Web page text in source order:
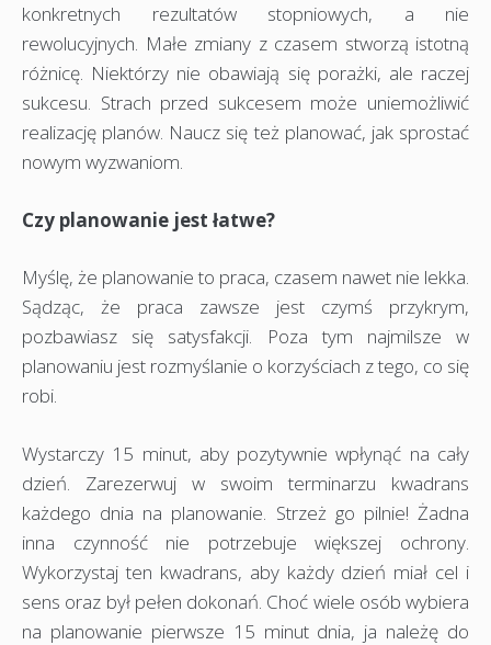
konkretnych rezultatów stopniowych, a nie
rewolucyjnych. Małe zmiany z czasem stworzą istotną
różnicę. Niektórzy nie obawiają się porażki, ale raczej
sukcesu. Strach przed sukcesem może uniemożliwić
realizację planów. Naucz się też planować, jak sprostać
nowym wyzwaniom.
Czy planowanie jest łatwe?
Myślę, że planowanie to praca, czasem nawet nie lekka.
Sądząc, że praca zawsze jest czymś przykrym,
pozbawiasz się satysfakcji. Poza tym najmilsze w
planowaniu jest rozmyślanie o korzyściach z tego, co się
robi.
Wystarczy 15 minut, aby pozytywnie wpłynąć na cały
dzień. Zarezerwuj w swoim terminarzu kwadrans
każdego dnia na planowanie. Strzeż go pilnie! Żadna
inna czynność nie potrzebuje większej ochrony.
Wykorzystaj ten kwadrans, aby każdy dzień miał cel i
sens oraz był pełen dokonań. Choć wiele osób wybiera
na planowanie pierwsze 15 minut dnia, ja należę do